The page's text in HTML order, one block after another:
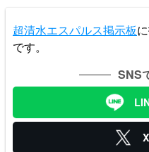
超清水エスパルス掲示板
です。
SNS